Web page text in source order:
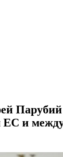
Парубий
и